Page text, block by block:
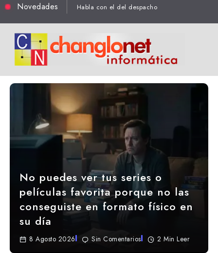
Novedades Habla con el del despacho
No puedes ver tus series o
películas favorita porque no las
conseguiste en formato físico en
su día
8 Agosto 2026 Sin Comentarios 2 Min Leer